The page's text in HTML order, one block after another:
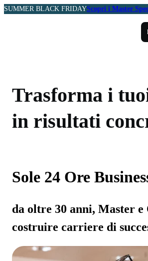
SUMMER BLACK FRIDAYScopri i Master
Trasforma i
in risultati
Sole 24 Ore
da oltre 30 anni, Master e
costruire carriere di